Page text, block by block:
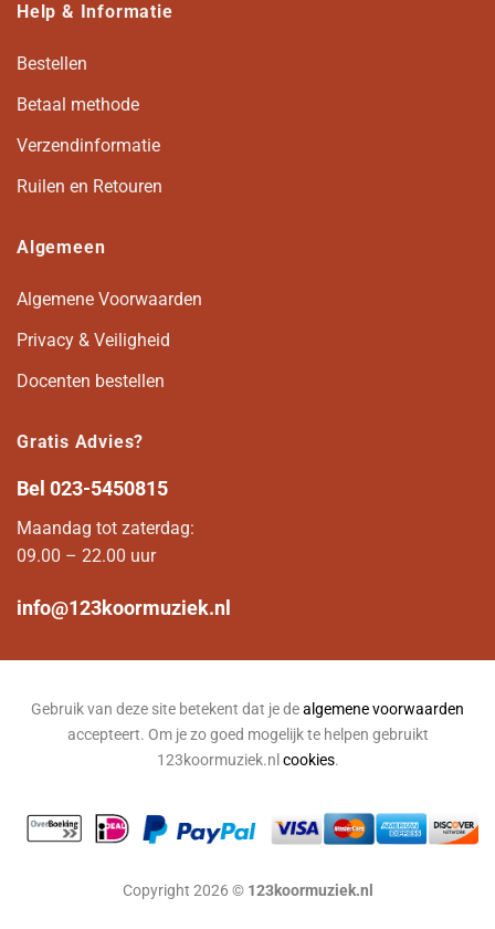
Help & Informatie
Bestellen
Betaal methode
Verzendinformatie
Ruilen en Retouren
Algemeen
Algemene Voorwaarden
Privacy & Veiligheid
Docenten bestellen
Gratis Advies?
Bel 023-5450815
Maandag tot zaterdag:
09.00 – 22.00 uur
info@123koormuziek.nl
Gebruik van deze site betekent dat je dealgemene voorwaarden
accepteert. Om je zo goed mogelijk te helpen gebruikt
123koormuziek.nl cookies.
Copyright 2026 © 123koormuziek.nl